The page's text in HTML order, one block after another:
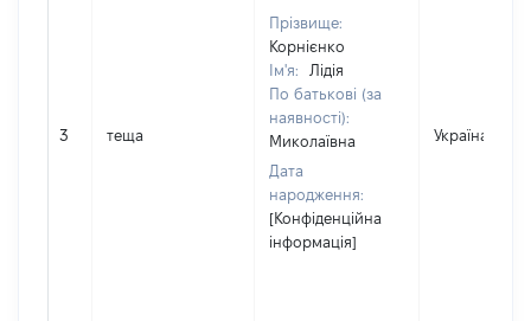
3 теща
Прізвище:
Корнієнко
Ім'я:
Лідія
По батькові (за
наявності):
Миколаївна
Дата
народження:
[Конфіденційна
інформація]
Україна